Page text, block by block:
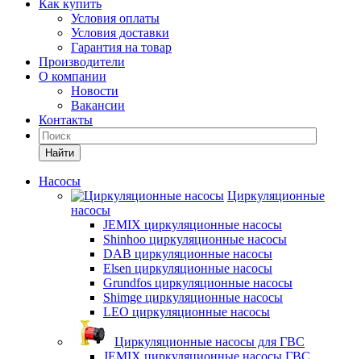
Как купить
Условия оплаты
Условия доставки
Гарантия на товар
Производители
О компании
Новости
Вакансии
Контакты
Найти
Насосы
Циркуляционные
насосы
JEMIX циркуляционные насосы
Shinhoo циркуляционные насосы
DAB циркуляционные насосы
Elsen циркуляционные насосы
Grundfos циркуляционные насосы
Shimge циркуляционные насосы
LEO циркуляционные насосы
Циркуляционные насосы для ГВС
JEMIX циркуляционные насосы ГВС